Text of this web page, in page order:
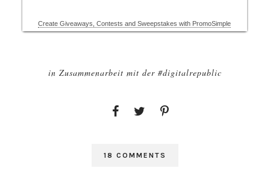
in Zusammenarbeit mit der #digitalrepublic
18 COMMENTS